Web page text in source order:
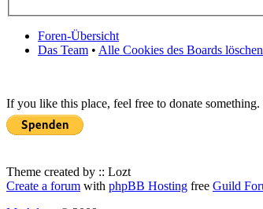
Foren-Übersicht
Das Team • Alle Cookies des Boards löschen
If you like this place, feel free to donate something.
Theme created by :: Lozt
Create a forum with phpBB Hosting free Guild